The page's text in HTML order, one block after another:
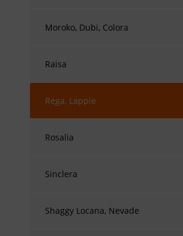
Moroko, Dubi, Colora
Raisa
Rega, Lappie
Rosalia
Sinclera
Shaggy Locana, Nevade